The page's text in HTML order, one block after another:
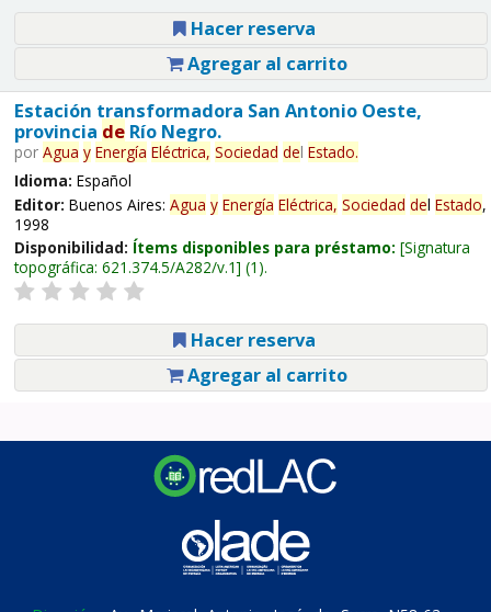
Hacer reserva
Agregar al carrito
Estación transformadora San Antonio Oeste,
provincia deRío Negro.
por Agua y Energía Eléctrica, Sociedad del Estado.
Idioma: Español
Editor: Buenos Aires: Agua y Energía Eléctrica, Sociedad del Estado,
1998
Disponibilidad: Ítems disponibles para préstamo: Signatura
topográfica: 621.374.5/A282/v.1 (1).
Hacer reserva
Agregar al carrito